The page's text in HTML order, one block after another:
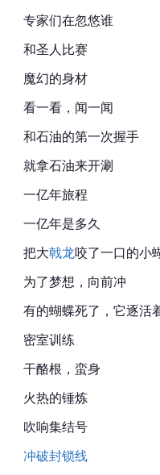
专家们在忽悠谁
和圣人比赛
魔幻的身材
看一看，闻一闻
和石油的第一次握手
就拿石油来开涮
一亿年旅程
一亿年是多久
把大戟龙咬了一口的小
为了梦想，向前冲
有的蝴蝶死了，它逐活
密室训练
干酪根，蛮身
火热的锤炼
吹响集结号
冲破封锁线